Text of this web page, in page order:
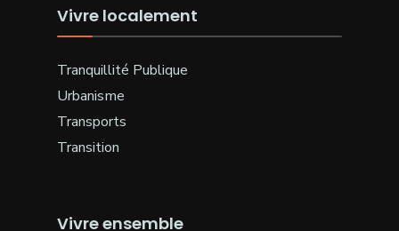
Vivre localement
Tranquillité Publique
Urbanisme
Transports
Transition
Vivre ensemble